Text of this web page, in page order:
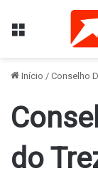
Menu
Início / Conselho
do